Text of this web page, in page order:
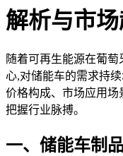
解析与市
随着可再生能源在葡
心,对储能车的需求持
价格构成、市场应用场
把握行业脉搏。
一、储能车制